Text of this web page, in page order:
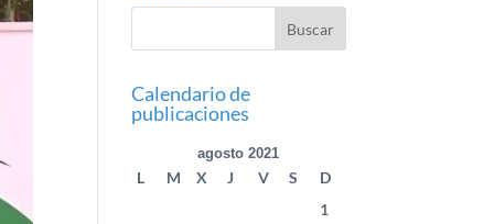
Calendario de
publicaciones
agosto 2021
L M X J V S
D
1